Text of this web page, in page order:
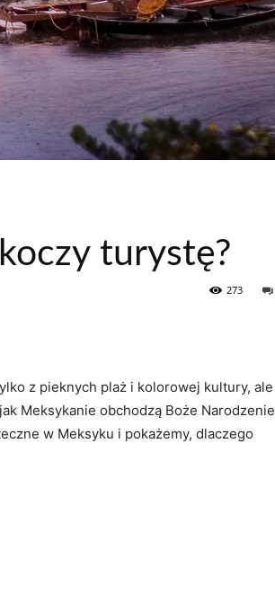
turystę?
273
z pieknych plaż i kolorowej kultury, ale
Meksykanie obchodzą Boże Narodzenie
w Meksyku i pokażemy, dlaczego